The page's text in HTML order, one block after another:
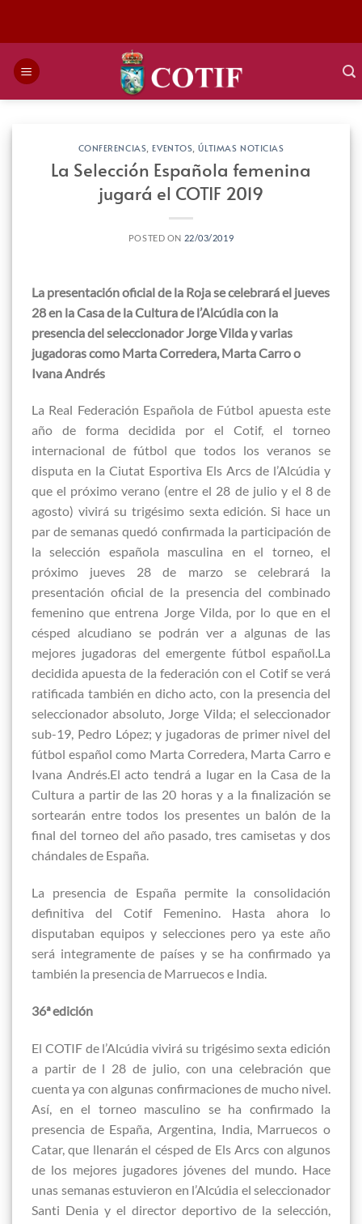
CONFERENCIAS,EVENTOS,ÚLTIMAS NOTICIAS
La Selección Española femenina
jugará el COTIF 2019
POSTED ON 22/03/2019
La presentación oficial de la Roja se celebrará el jueves
28 en la Casa de la Cultura de l’Alcúdia con la
presencia del seleccionador Jorge Vilda y varias
jugadoras como Marta Corredera, Marta Carro o
Ivana Andrés
La Real Federación Española de Fútbol apuesta este
año de forma decidida por el Cotif, el torneo
internacional de fútbol que todos los veranos se
disputa en la Ciutat Esportiva Els Arcs de l’Alcúdia y
que el próximo verano (entre el 28 de julio y el 8 de
agosto) vivirá su trigésimo sexta edición. Si hace un
par de semanas quedó confirmada la participación de
la selección española masculina en el torneo, el
próximo jueves 28 de marzo se celebrará la
presentación oficial de la presencia del combinado
femenino que entrena Jorge Vilda, por lo que en el
césped alcudiano se podrán ver a algunas de las
mejores jugadoras del emergente fútbol español.La
decidida apuesta de la federación con el Cotif se verá
ratificada también en dicho acto, con la presencia del
seleccionador absoluto, Jorge Vilda; el seleccionador
sub-19, Pedro López; y jugadoras de primer nivel del
fútbol español como Marta Corredera, Marta Carro e
Ivana Andrés.El acto tendrá a lugar en la Casa de la
Cultura a partir de las 20 horas y a la finalización se
sortearán entre todos los presentes un balón de la
final del torneo del año pasado, tres camisetas y dos
chándales de España.
La presencia de España permite la consolidación
definitiva del Cotif Femenino. Hasta ahora lo
disputaban equipos y selecciones pero ya este año
será integramente de países y se ha confirmado ya
también la presencia de Marruecos e India.
36ª edición
El COTIF de l’Alcúdia vivirá su trigésimo sexta edición
a partir de l 28 de julio, con una celebración que
cuenta ya con algunas confirmaciones de mucho nivel.
Así, en el torneo masculino se ha confirmado la
presencia de España, Argentina, India, Marruecos o
Catar, que llenarán el césped de Els Arcs con algunos
de los mejores jugadores jóvenes del mundo. Hace
unas semanas estuvieron en l’Alcúdia el seleccionador
Santi Denia y el director deportivo de la selección,